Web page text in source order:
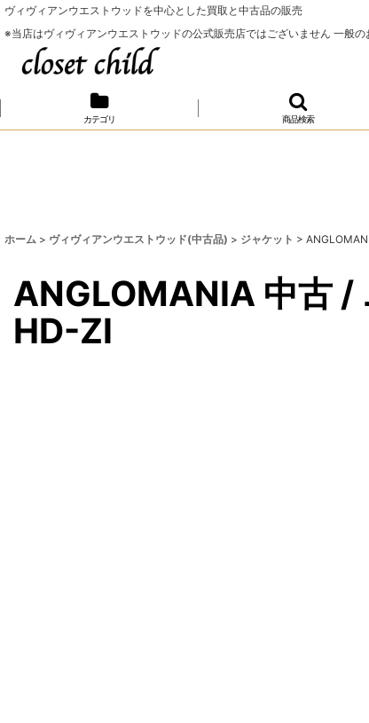
ヴィヴィアンウエストウッドを中心とした買取と中古品の販売
※当店はヴィヴィアンウエストウッドの公式販売店ではございません 一般
カテゴリ 商品検索
ホーム > ヴィヴィアンウエストウッド(中古品) > ジャケット >
ANGLOMANIA 中古
HD-ZI